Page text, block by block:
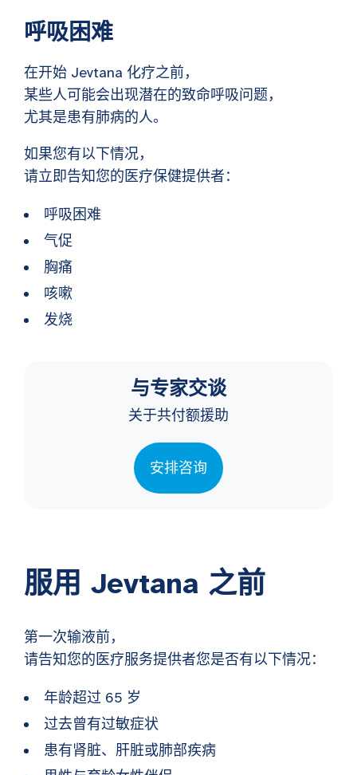
呼吸困难
在开始 Jevtana 化疗之前，
某些人可能会出现潜在的致命呼吸问题，
尤其是患有肺病的人。
如果您有以下情况，
请立即告知您的医疗保健提供者：
呼吸困难
气促
胸痛
咳嗽
发烧
与专家交谈
关于共付额援助
安排咨询
服用 Jevtana 之前
第一次输液前，
请告知您的医疗服务提供者您是否有以下情况：
年龄超过 65 岁
过去曾有过敏症状
患有肾脏、肝脏或肺部疾病